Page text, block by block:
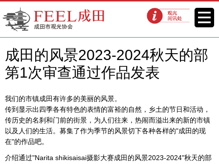
FEEL成田成田市观光协会官方网
站
观光问讯处 菜单
成田的风景2023-2024秋天的部
第1次审查通过作品发表
我们的市镇成田有许多的美丽的风景。
传到显示出四季各有特色的表情的富裕的自然，乡土的节日和活动，
传历史的名刹和门前的街景，为人们往来，热闹而溢出来的新的市镇
以及人们的生活。募集了作为季节的风景切下各种各样的"成田的现
在"的作品吧。
介绍通过"Narita shikisaisai摄影大赛成田的风景2023-2024"秋天的部